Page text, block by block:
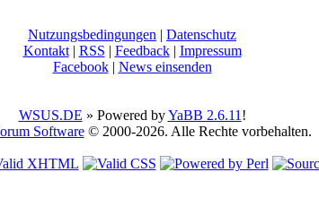
Nutzungsbedingungen | Datenschutz
Kontakt| RSS | Feedback| Impressum
Facebook| News einsenden
WSUS.DE » Powered byYaBB 2.6.11 !
Software© 2000-2026. Alle Rechte vorbehalten.